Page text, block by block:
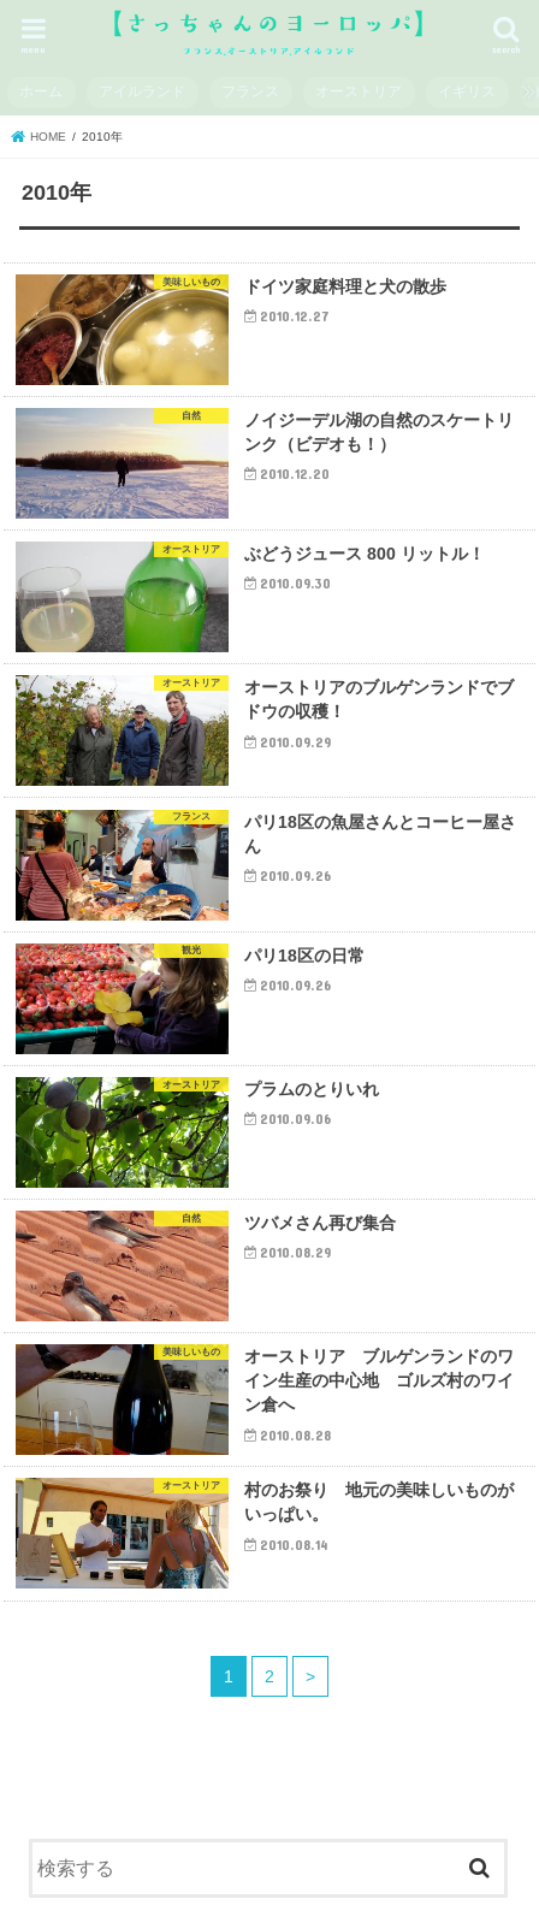
search
menu
ホーム アイルランド フランス オーストリア イギリス
HOME 2010年
2010年
美味しいもの ドイツ家庭料理と犬の散歩
2010.12.27
自然
ノイジーデル湖の自然のスケートリ
ンク（ビデオも！）
2010.12.20
オーストリア ぶどうジュース 800 リットル！
2010.09.30
オーストリア
オーストリアのブルゲンランドでブ
ドウの収穫！
2010.09.29
フランス
パリ18区の魚屋さんとコーヒー屋さ
ん
2010.09.26
観光 パリ18区の日常
2010.09.26
オーストリア プラムのとりいれ
2010.09.06
自然 ツバメさん再び集合
2010.08.29
美味しいもの
オーストリア ブルゲンランドのワ
イン生産の中心地 ゴルズ村のワイ
ン倉へ
2010.08.28
オーストリア
村のお祭り 地元の美味しいものが
いっぱい。
2010.08.14
1 2 >